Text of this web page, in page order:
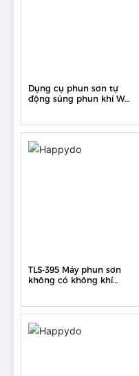
Dụng cụ phun sơn tự
động súng phun khí W-
để sơn ô tô 1.3
TLS-395 Máy phun sơn
không có không khí